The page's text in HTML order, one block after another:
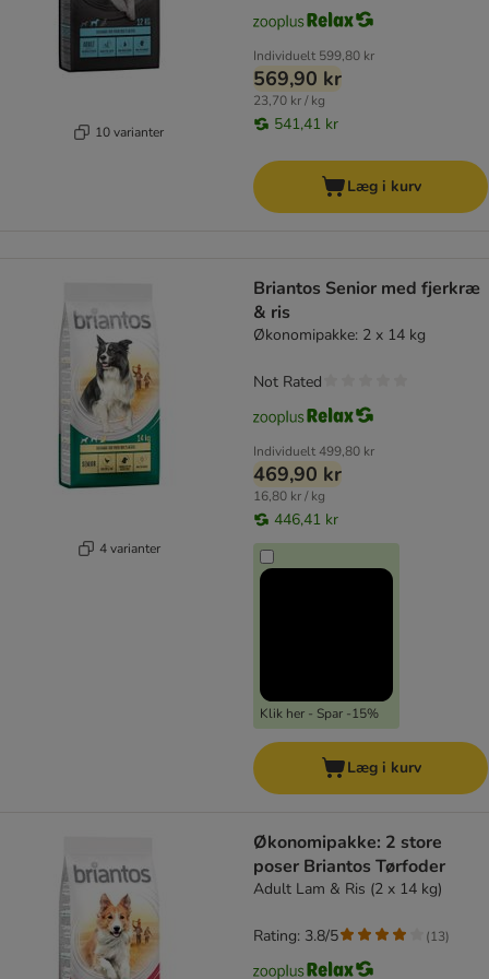
10 varianter
Individuelt 599,80 kr
569,90 kr
23,70 kr / kg
541,41 kr
Læg i kurv
4 varianter
Briantos Senior med fjerkræ
& ris
Økonomipakke: 2 x 14 kg
Individuelt499,80 kr
469,90 kr
16,80 kr / kg
446,41 kr
Klik her - Spar -15%
Not Rated
Læg i kurv
Økonomipakke: 2 store
poser Briantos Tørfoder
Adult Lam & Ris (2 x 14 kg)
Rating: 3.8/5 (13)